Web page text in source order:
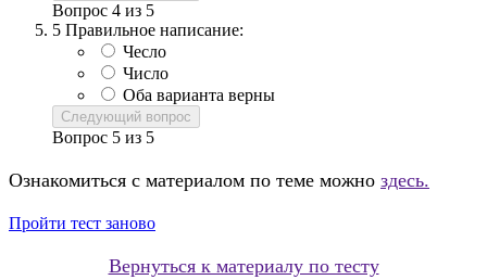
Вопрос 4 из 5
5 Правильное написание:
Чесло
Число
Оба варианта верны
Следующий вопрос
Вопрос 5 из 5
Ознакомиться с материалом по теме можно здесь.
Пройти тест заново
Вернуться к материалу по тесту